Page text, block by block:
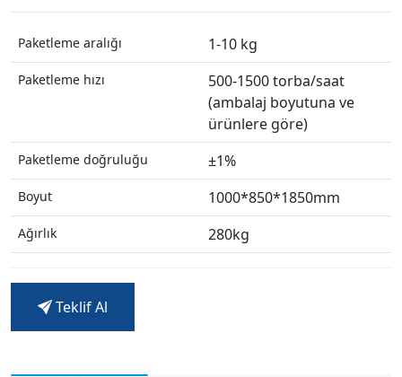
Paketleme aralığı 1-10 kg
Paketleme hızı
500-1500 torba/saat
(ambalaj boyutuna ve
ürünlere göre)
Paketleme doğruluğu ±1%
Boyut 1000*850*1850mm
Ağırlık 280kg
Teklif Al